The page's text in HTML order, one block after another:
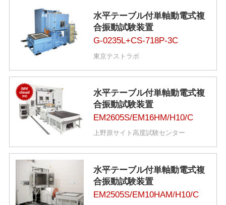
水平テーブル付単軸動電式複
合振動試験装置
G-0235L+CS-718P-3C
東京テストラボ
水平テーブル付単軸動電式複
合振動試験装置
EM2605S/EM16HM/H10/C
上野原サイト高度試験センター
水平テーブル付単軸動電式複
合振動試験装置
EM2505S/EM10HAM/H10/C